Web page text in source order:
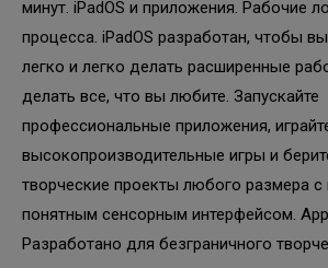
минут. iPadOS и приложения. Рабочие
процесса. iPadOS разработан, чтобы
легко и легко делать расширенные
делать все, что вы любите. Запускайте
профессиональные приложения,
высокопроизводительные игры и
творческие проекты любого размера с
понятным сенсорным интерфейсом.
Разработано для безграничного